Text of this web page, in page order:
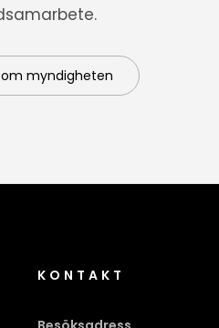
myndigheten
KONTAKT